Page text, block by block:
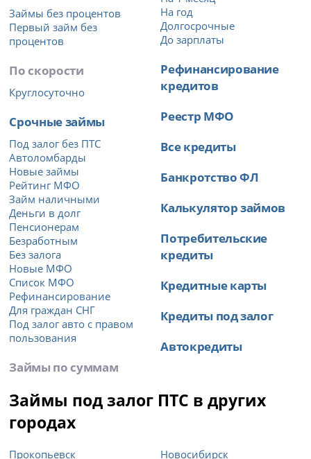
Займы без процентов
Первый займ без
процентов
По скорости
Круглосуточно
Срочные займы
Под залог без ПТС
Автоломбарды
Новые займы
Рейтинг МФО
Займ наличными
Деньги в долг
Пенсионерам
Безработным
Без залога
Новые МФО
Список МФО
Рефинансирование
Для граждан СНГ
Под залог авто с правом
пользования
Займы по суммам
На год
Долгосрочные
До зарплаты
Рефинансирование
кредитов
Реестр МФО
Все кредиты
Банкротство ФЛ
Калькулятор займов
Потребительские
кредиты
Кредитные карты
Кредиты под залог
Автокредиты
Займы под залог ПТС в других
городах
Прокопьевск
Новосибирск